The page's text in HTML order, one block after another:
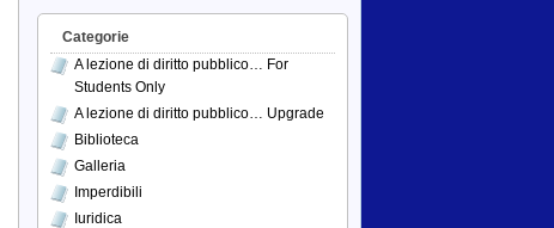
Categorie
A lezione di diritto pubblico… For
Students Only
A lezione di diritto pubblico… Upgrade
Biblioteca
Galleria
Imperdibili
Iuridica